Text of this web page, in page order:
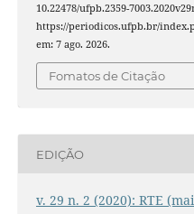
10.22478/ufpb.2359-
https://periodicos.ufpb.br/
em: 7 ago. 2026.
Fomatos de Citação
EDIÇÃO
v. 29 n. 2 (2020): RTE